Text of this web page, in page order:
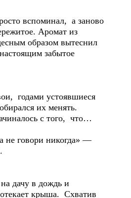
вспоминал, а заново
Аромат из
образом вытеснил
забытое
годами устоявшиеся
их менять.
с того, что…
не говори никогда» —
дачу в дождь и
крыша. Схватив